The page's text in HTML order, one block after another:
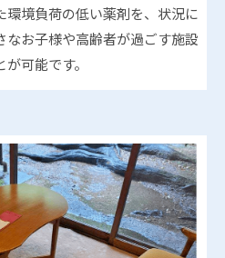
境負荷の低い薬剤を、状況に
お子様や高齢者が過ごす施設
可能です。